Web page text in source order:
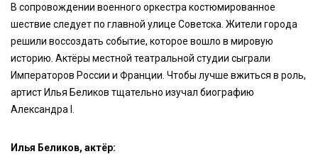
В сопровождении военного оркестра костюмированное
шествие следует по главной улице Советска. Жители города
решили воссоздать событие, которое вошло в мировую
историю. Актёры местной театральной студии сыграли
Императоров России и Франции. Чтобы лучше вжиться в роль,
артист Илья Беликов тщательно изучал биографию
Александра I.
Илья Беликов, актёр: